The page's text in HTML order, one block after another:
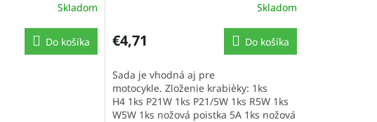
Skladom
Do košíka
Skladom
€4,71 Do košíka
Sada je vhodná aj pre
motocykle. Zloženie krabièky: 1ks
H4 1ks P21W 1ks P21/5W 1ks R5W 1ks
W5W 1ks nožová poistka 5A 1ks nožová